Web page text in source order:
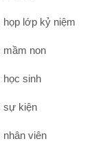
lớp kỷ niệm
non
sinh
sự kiện
viên